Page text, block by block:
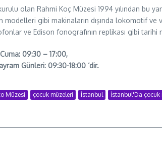
kurulu olan Rahmi Koç Müzesi 1994 yılından
gibi makinaların dışında lokomotif ve
ve Edison fonografının replikası gibi
09:30 – 17:00,
Günleri: 09:30-18:00 ‘dir.
Müzesi çocuk müzeleri İstanbul İstanbul'Da çocuk